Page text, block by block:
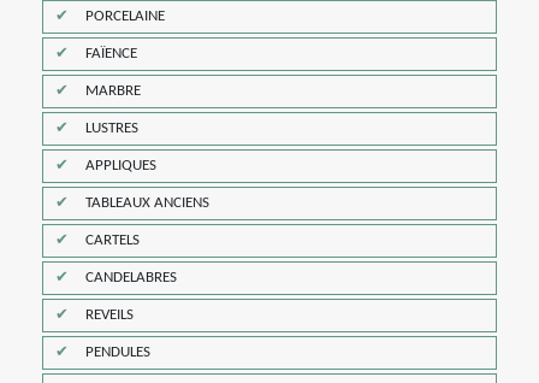
PORCELAINE
FAÏENCE
MARBRE
LUSTRES
APPLIQUES
TABLEAUX ANCIENS
CARTELS
CANDELABRES
REVEILS
PENDULES